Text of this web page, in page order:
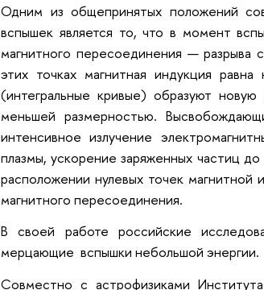
Одним из общепринятых положений
вспышек является то, что в момент
магнитного пересоединения — разрыва
этих точках магнитная индукция
(интегральные кривые) образуют
меньшей размерностью.
интенсивное излучение
плазмы, ускорение заряженных частиц
расположении нулевых точек магнитной
магнитного пересоединения.
В своей работе российские
мерцающие вспышки небольшой энергии.
Совместно с астрофизиками